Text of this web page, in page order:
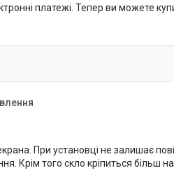
платежі. Тепер ви можете
При установці не залишає
Крім того скло кріпиться більш